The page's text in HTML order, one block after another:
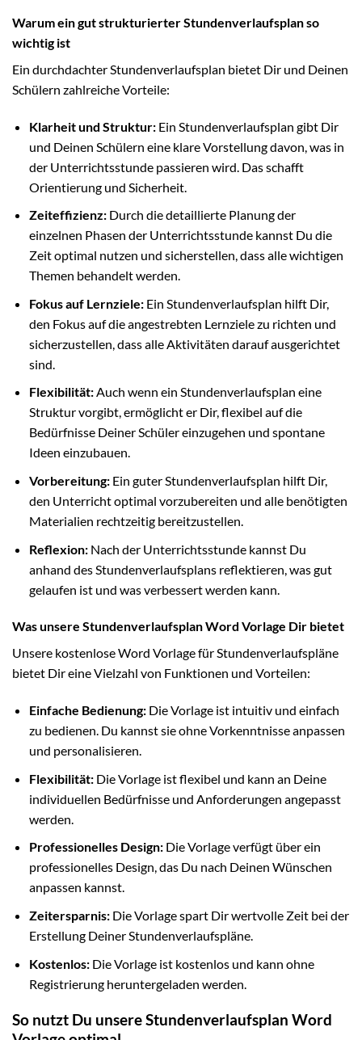
Warum ein gut strukturierter Stundenverlaufsplan so
wichtig ist
Ein durchdachter Stundenverlaufsplan bietet Dir und Deinen
Schülern zahlreiche Vorteile:
Klarheit und Struktur:Ein Stundenverlaufsplan gibt Dir
und Deinen Schülern eine klare Vorstellung davon, was in
der Unterrichtsstunde passieren wird. Das schafft
Orientierung und Sicherheit.
Zeiteffizienz:Durch die detaillierte Planung der
einzelnen Phasen der Unterrichtsstunde kannst Du die
Zeit optimal nutzen und sicherstellen, dass alle wichtigen
Themen behandelt werden.
Fokus auf Lernziele:Ein Stundenverlaufsplan hilft Dir,
den Fokus auf die angestrebten Lernziele zu richten und
sicherzustellen, dass alle Aktivitäten darauf ausgerichtet
sind.
Flexibilität:Auch wenn ein Stundenverlaufsplan eine
Struktur vorgibt, ermöglicht er Dir, flexibel auf die
Bedürfnisse Deiner Schüler einzugehen und spontane
Ideen einzubauen.
Vorbereitung:Ein guter Stundenverlaufsplan hilft Dir,
den Unterricht optimal vorzubereiten und alle benötigten
Materialien rechtzeitig bereitzustellen.
Reflexion:Nach der Unterrichtsstunde kannst Du
anhand des Stundenverlaufsplans reflektieren, was gut
gelaufen ist und was verbessert werden kann.
Was unsere Stundenverlaufsplan Word Vorlage Dir bietet
Unsere kostenlose Word Vorlage für Stundenverlaufspläne
bietet Dir eine Vielzahl von Funktionen und Vorteilen:
Einfache Bedienung:Die Vorlage ist intuitiv und einfach
zu bedienen. Du kannst sie ohne Vorkenntnisse anpassen
und personalisieren.
Flexibilität:Die Vorlage ist flexibel und kann an Deine
individuellen Bedürfnisse und Anforderungen angepasst
werden.
Professionelles Design:Die Vorlage verfügt über ein
professionelles Design, das Du nach Deinen Wünschen
anpassen kannst.
Zeitersparnis:Die Vorlage spart Dir wertvolle Zeit bei der
Erstellung Deiner Stundenverlaufspläne.
Kostenlos:Die Vorlage ist kostenlos und kann ohne
Registrierung heruntergeladen werden.
So nutzt Du unsere Stundenverlaufsplan Word